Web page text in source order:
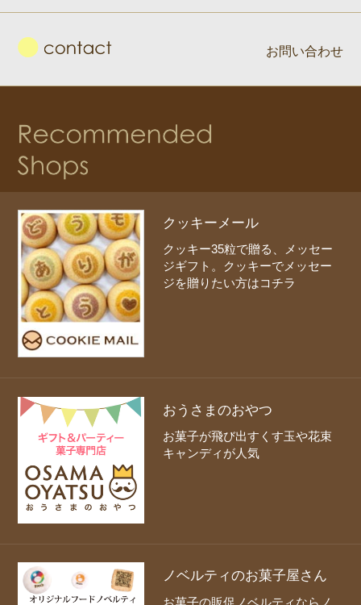
お問い合わせ
クッキーメール
クッキー35粒で贈る、メッセー
ジギフト。クッキーでメッセー
ジを贈りたい方はコチラ
おうさまのおやつ
お菓子が飛び出すくす玉や花束
キャンディが人気
ノベルティのお菓子屋さん
お菓子の販促ノベルティならノ